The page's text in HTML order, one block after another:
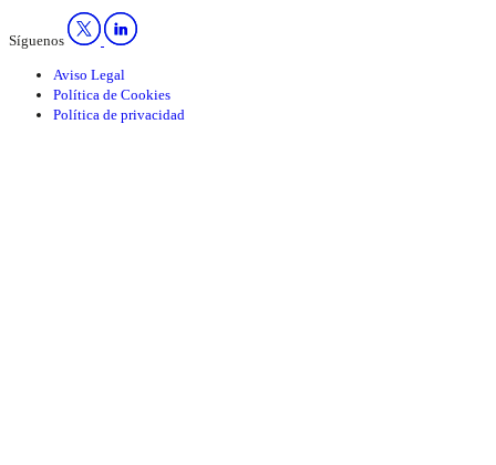
Síguenos
Aviso Legal
Política de Cookies
Política de privacidad